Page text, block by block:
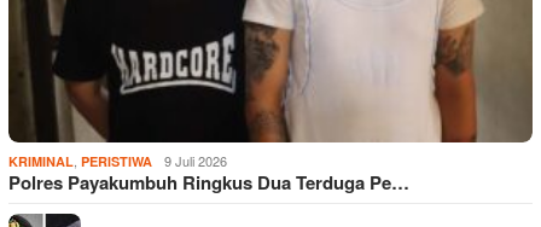
KRIMINAL PERISTIWA 9 Juli 2026
Polres Payakumbuh Ringkus Dua Terduga Pe…